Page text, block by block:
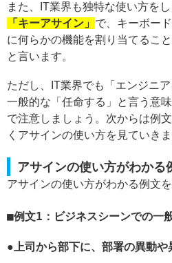
また、IT業界も独特な使い方を
「キーアサイン」 で、キーボー
に何らかの機能を割り当てるこ
と言います。
ただし、IT業界でも「エンジニ
一般的な「任命する」と言う意
で注意しましょう。次からは例
くアサインの使い方を見ていきま
アサインの使い方がわかる
アサインの使い方がわかる例文
例文1：ビジネスシーンでの一
●上司から部下に、部署の異動や